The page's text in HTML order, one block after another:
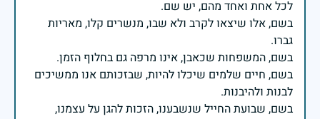
בשם, אלו שיצאו לקרב ולא שבו, מנשרים קלו, מאריות
בשם, חיים שלמים שיכלו להיות, שבזכותם אנו ממשיכים
בשם, שבועת החייל שנשבענו, הזכות להגן על עצמנו,